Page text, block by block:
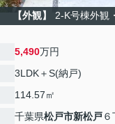
【外観】 2-K号棟外観
5,490万円
3LDK＋S(納戸)
114.57㎡
千葉県松戸市新松戸６